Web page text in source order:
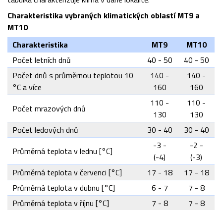
Charakteristika vybraných klimatických oblastí MT9 a
MT10
Charakteristika
MT9
MT10
Počet letních dnů
40 - 50
40 - 50
Počet dnů s průměrnou teplotou 10
°C a více
140 -
160
140 -
160
Počet mrazových dnů
110 -
130
110 -
130
Počet ledových dnů
30 - 40
30 - 40
Průměrná teplota v lednu [°C]
-3 -
(-4)
-2 -
(-3)
Průměrná teplota v červenci [°C]
17 - 18
17 - 18
Průměrná teplota v dubnu [°C]
6 - 7
7 - 8
Průměrná teplota v říjnu [°C]
7 - 8
7 - 8